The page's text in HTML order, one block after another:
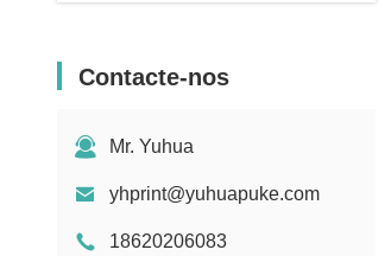
Contacte-nos
Mr. Yuhua
yhprint@yuhuapuke.com
18620206083